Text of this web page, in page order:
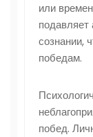
или
подавляет
сознании,
победам.
побед.